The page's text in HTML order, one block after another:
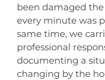
been damaged
every minute was
same time, we
professional
documenting a
changing by the